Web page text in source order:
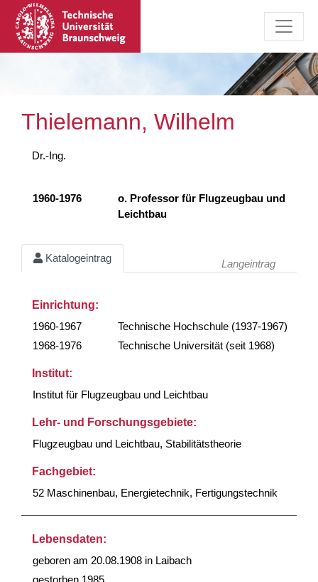
Thielemann, Wilhelm
Dr.-Ing.
1960-1976
o. Professor für Flugzeugbau und
Leichtbau
Katalogeintrag Langeintrag
Einrichtung:
1960-1967
Technische Hochschule (1937-1967)
1968-1976
Technische Universität (seit 1968)
Institut:
Institut für Flugzeugbau und Leichtbau
Lehr- und Forschungsgebiete:
Flugzeugbau und Leichtbau, Stabilitätstheorie
Fachgebiet:
52 Maschinenbau, Energietechnik, Fertigungstechnik
Lebensdaten:
geboren am 20.08.1908 in Laibach
gestorben 1985